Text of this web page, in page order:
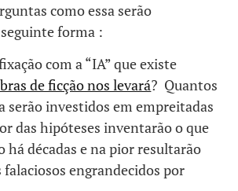
como essa serão
forma :
com a “IA” que existe
de ficção nos levará? Quantos
serão investidos em empreitadas
das hipóteses inventarão o que
há décadas e na pior resultarão
engrandecidos por